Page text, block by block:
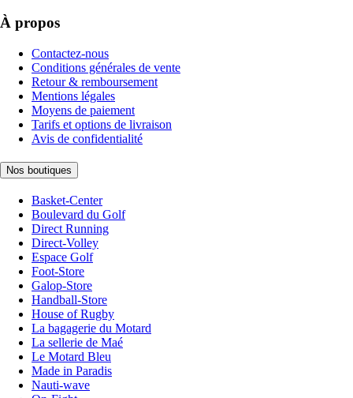
À propos
Contactez-nous
Conditions générales de vente
Retour & remboursement
Mentions légales
Moyens de paiement
Tarifs et options de livraison
Avis de confidentialité
Nos boutiques
Basket-Center
Boulevard du Golf
Direct Running
Direct-Volley
Espace Golf
Foot-Store
Galop-Store
Handball-Store
House of Rugby
La bagagerie du Motard
La sellerie de Maé
Le Motard Bleu
Made in Paradis
Nauti-wave